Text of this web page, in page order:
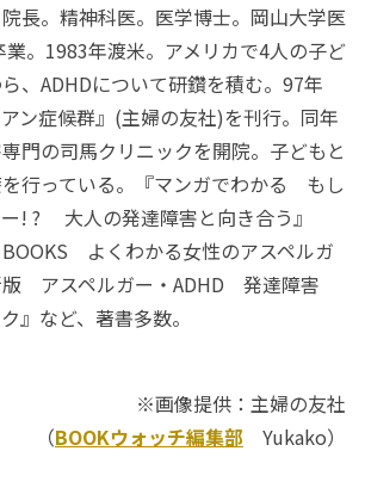
長。精神科医。医学博士。岡山大学医
。1983年渡米。アメリカで4人の子ど
、ADHDについて研鑽を積む。97年
アン症候群』(主婦の友社)を刊行。同年
門の司馬クリニックを開院。子どもと
行っている。『マンガでわかる もし
! ? 大人の発達障害と向き合う』
BOOKS よくわかる女性のアスペルガ
版 アスペルガー・ADHD 発達障害
』など、著書多数。
※画像提供：主婦の友社
（BOOKウォッチ編集部 Yukako）